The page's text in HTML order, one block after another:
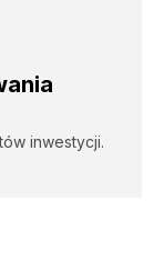
inwestycji.